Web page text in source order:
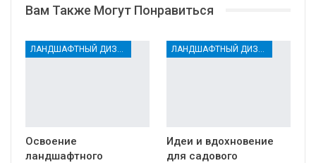
Вам Также Могут Понравиться
Освоение
ландшафтного
Идеи и вдохновение
для садового